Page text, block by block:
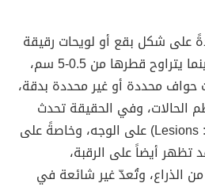
على شكل بقع أو لويحات رقيقة
يتراوح عددها من 1-20، بينما يتراوح قطرها من 0.5-5 سم،
محددة أو غير محددة بدقة،
وفي الحقيقة تحدث
معظم الآفات (بالإنجليزية: Lesions) على الوجه، وخاصةً على
تظهر أيضاً على الرقبة،
من الذراع، وتُعدّ غير شائعة في